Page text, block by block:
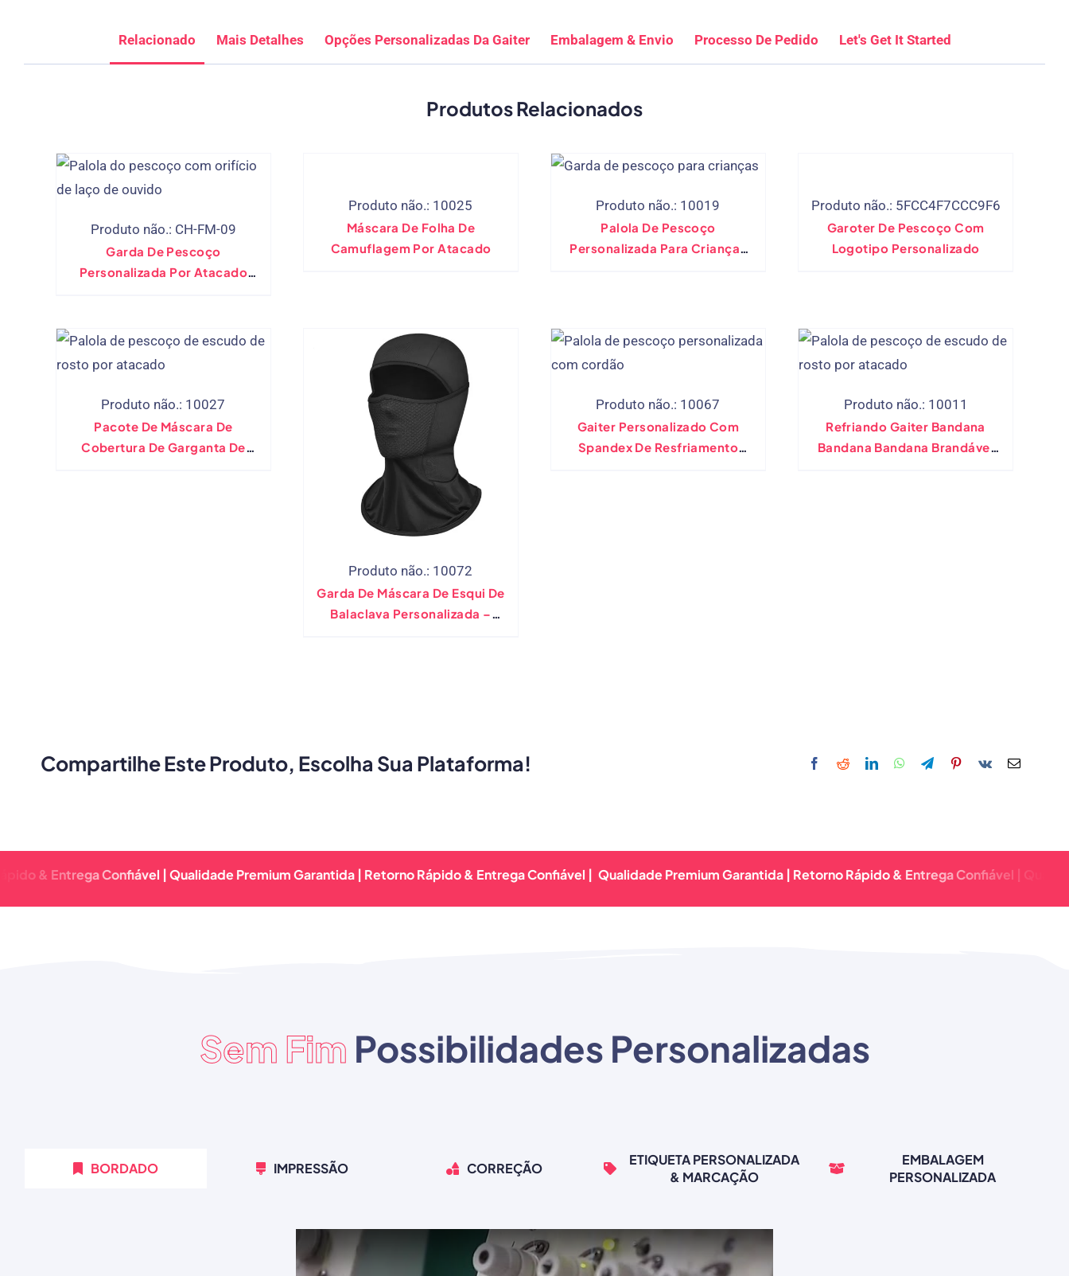
Relacionado Mais Detalhes Opções Personalizadas Da Gaiter Embalagem & Envio Processo De Pedido Let's Get It Started
Produtos Relacionados
Produto não.: CH-FM-09
Garda De Pescoço
Personalizada Por Atacado
Produto não.: 10025
Máscara De Folha De
Camuflagem Por Atacado
Produto não.: 10019
Palola De Pescoço
Personalizada Para Crianças
Produto não.: 5FCC4F7CCC9F6
Garoter De Pescoço Com
Logotipo Personalizado
Produto não.: 10027
Pacote De Máscara De
Cobertura De Garganta De
Produto não.: 10072
Garda De Máscara De Esqui De
Balaclava Personalizada –
Produto não.: 10067
Gaiter Personalizado Com
Spandex De Resfriamento
Produto não.: 10011
Refriando Gaiter Bandana
Bandana Bandana Brandável
Compartilhe Este Produto, Escolha Sua Plataforma!
Confiável | Qualidade Premium Garantida | Retorno Rápido & Entrega Confiável | Qualidade Premium Garantida | Retorno Rápido & Entrega Confiável | Qualidade
Sem Fim Possibilidades Personalizadas
BORDADO IMPRESSÃO CORREÇÃO
ETIQUETA PERSONALIZADA
& MARCAÇÃO
EMBALAGEM
PERSONALIZADA